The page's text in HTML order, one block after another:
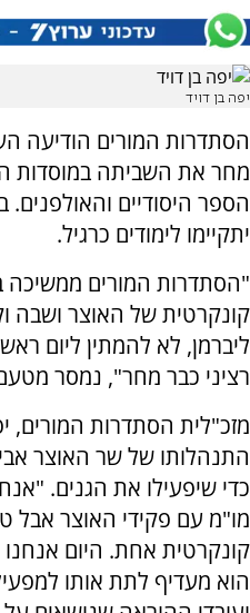
יפה בן דויד
הסתדרות המורים הודיעה
מחר את השביתה במוסדות
הספר היסודיים והאולפנים.
יתקיימו לימודים כרגיל.
"הסתדרות המורים ממשיכה
קונקרטית של האוצר ושבה
ליברמן, לא להמתין ליום
רציני כבר מחר", נמסר
מזכ"לית הסתדרות המורים,
התנהלותו של שר האוצר
כדי שיפעילו את הגנים.
מו"מ עם פקידי האוצר אבל
קונקרטית אחת. היום
הוא מעדיף לתת אותו